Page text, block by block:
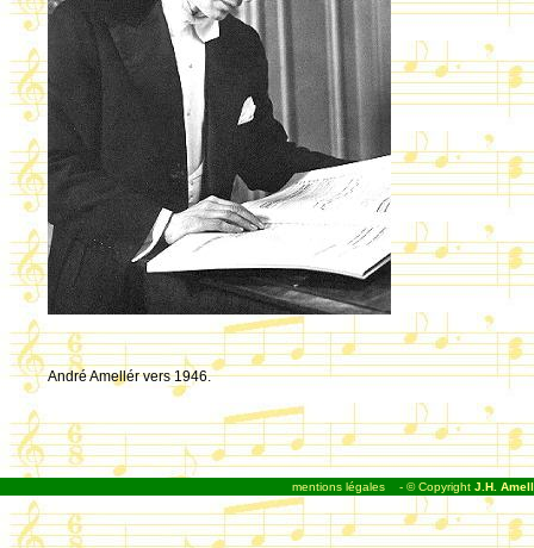
André Amellér vers 1946.
mentions légales - © Copyright J.H.